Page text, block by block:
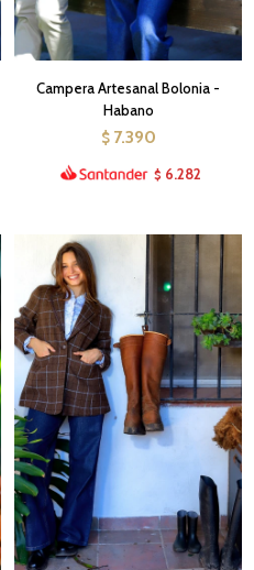
Campera Artesanal Bolonia -
Habano
$ 7.390
$ 6.282